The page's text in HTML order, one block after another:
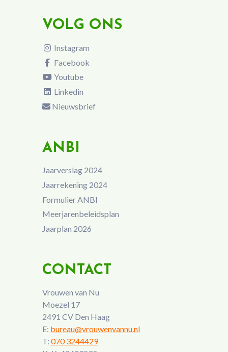
VOLG ONS
Instagram
Facebook
Youtube
Linkedin
Nieuwsbrief
ANBI
Jaarverslag 2024
Jaarrekening 2024
Formulier ANBI
Meerjarenbeleidsplan
Jaarplan 2026
CONTACT
Vrouwen van Nu
Moezel 17
2491 CV Den Haag
E: bureau@vrouwenvannu.nl
T: 070 3244429